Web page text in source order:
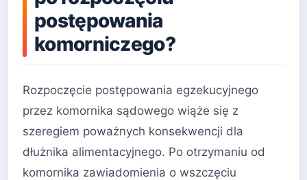
postępowania
komorniczego?
Rozpoczęcie postępowania egzekucyjnego
przez komornika sądowego wiąże się z
szeregiem poważnych konsekwencji dla
dłużnika alimentacyjnego. Po otrzymaniu od
komornika zawiadomienia o wszczęciu